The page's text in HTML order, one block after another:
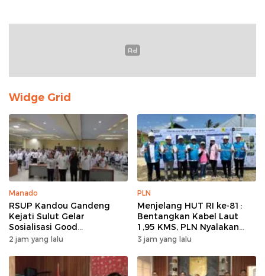
Widge Grid
Manado
RSUP Kandou Gandeng
Kejati Sulut Gelar
Sosialisasi Good
Governance Digital,
Kepatuhan Hukum
2 jam yang lalu
PLN
Menjelang HUT RI ke-81:
Bentangkan Kabel Laut
1,95 KMS, PLN Nyalakan
Listrik Perdana di Pulau
Persen Rasio Desa
Berlistrik Provinsi
3 jam yang lalu